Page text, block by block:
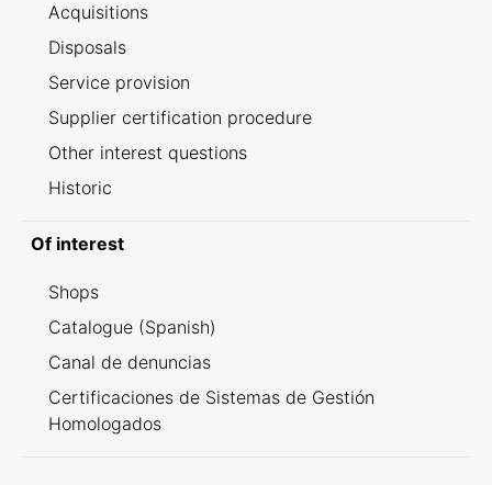
Acquisitions
Disposals
Service provision
Supplier certification procedure
Other interest questions
Historic
Of interest
Shops
Catalogue (Spanish)
Canal de denuncias
Certificaciones de Sistemas de Gestión
Homologados